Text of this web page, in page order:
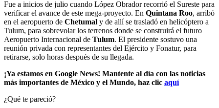
Fue a inicios de julio cuando López Obrador recorrió el Sureste para
verificar el avance de este mega-proyecto. En Quintana Roo, arribó
en el aeropuerto de Chetumal y de allí se trasladó en helicóptero a
Tulum, para sobrevolar los terrenos donde se construirá el futuro
Aeropuerto Internacional de Tulum. El presidente sostuvo una
reunión privada con representantes del Ejército y Fonatur, para
retirarse, solo horas después de su llegada.
¡Ya estamos en Google News! Mantente al día con las noticias
más importantes de México y el Mundo, haz clic aquí
¿Qué te pareció?